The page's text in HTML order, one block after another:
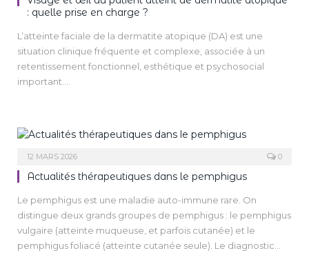
: quelle prise en charge ?
L’atteinte faciale de la dermatite atopique (DA) est une
situation clinique fréquente et complexe, associée à un
retentissement fonctionnel, esthétique et psychosocial
important.
immunitaire, sensibilisations allergiques, facteurs iatrogènes)
rend le diagnostic plus délicat et la prise en charge plus
difficile malgré l’émergence de thérapies ciblées.
12 MARS 2026 0
Actualités thérapeutiques dans le pemphigus
Le pemphigus est une maladie auto-immune rare. On
distingue deux grands groupes de pemphigus : le pemphigus
vulgaire (atteinte muqueuse, et parfois cutanée) et le
pemphigus foliacé (atteinte cutanée seule). Le diagnostic